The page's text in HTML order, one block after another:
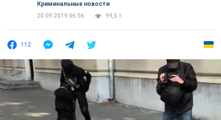
Криминальные новости
20.09.2019 06:56
99,5 т.
112